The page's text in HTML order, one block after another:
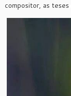
compositor, as teses